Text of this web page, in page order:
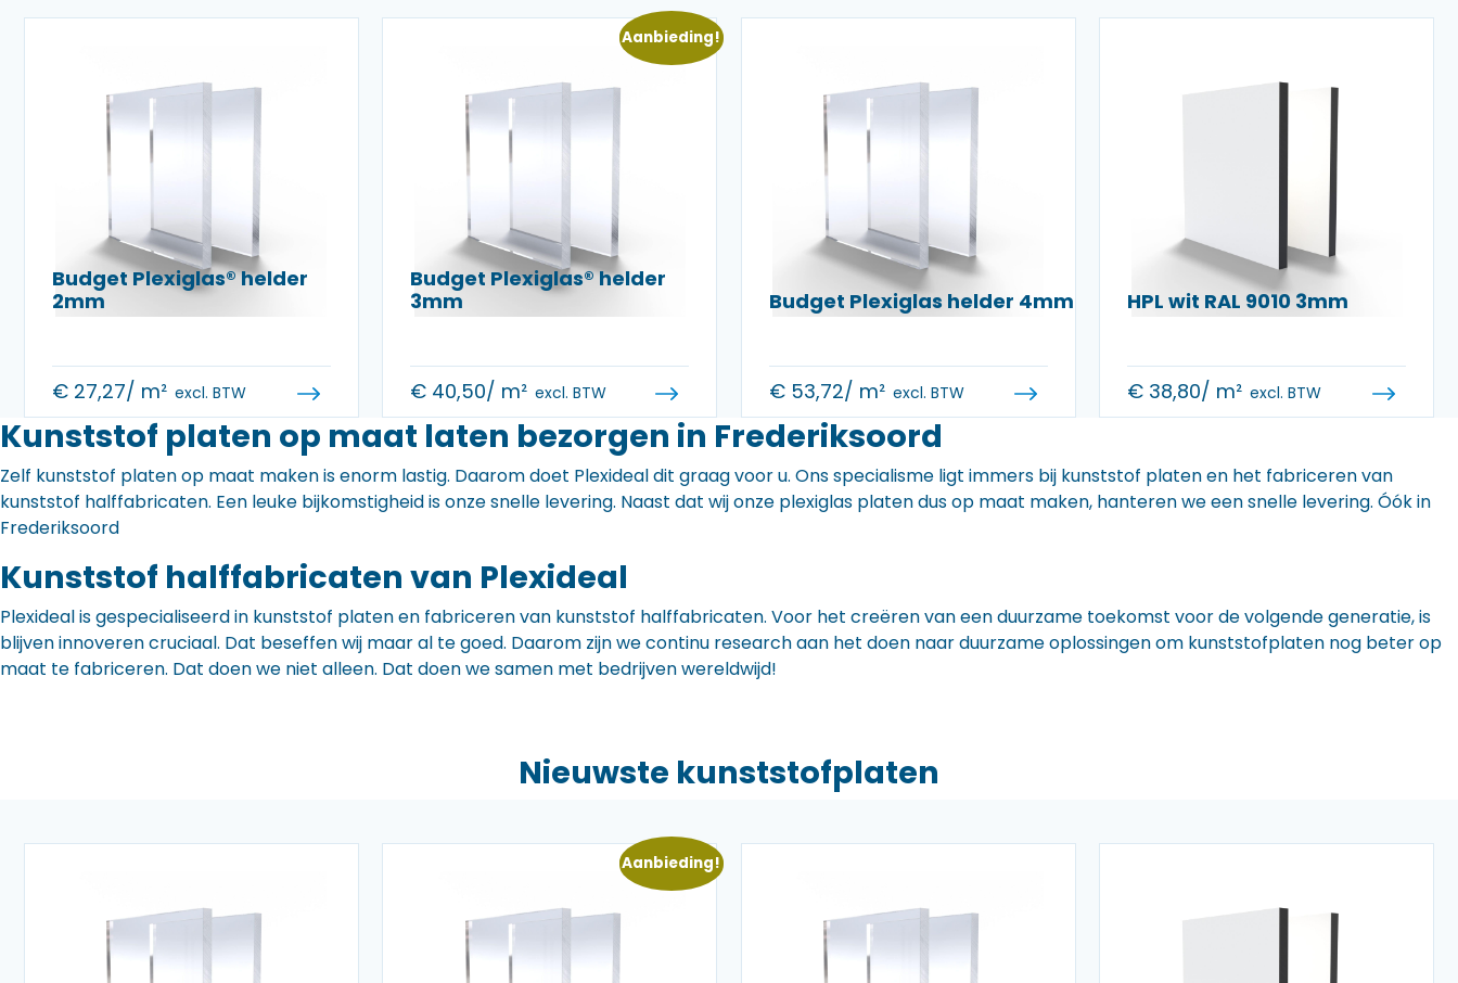
Budget Plexiglas® helder
2mm
€27,27/ m² excl. BTW
Aanbieding!
Budget Plexiglas® helder
3mm
€ 40,50/ m² excl. BTW
Budget Plexiglas helder 4mm
€53,72/ m² excl. BTW
HPL wit RAL 9010 3mm
€ 38,80/ m² excl. BTW
Kunststof platen op maat laten bezorgen in Frederiksoord
Zelf kunststof platen op maat maken is enorm lastig. Daarom doet Plexideal dit graag voor u. Ons specialisme ligt immers bij kunststof platen en het fabriceren van
kunststof halffabricaten. Een leuke bijkomstigheid is onze snelle levering. Naast dat wij onze plexiglas platen dus op maat maken, hanteren we een snelle levering. Óók in
Frederiksoord
Kunststof halffabricaten van Plexideal
Plexideal is gespecialiseerd in kunststof platen en fabriceren van kunststof halffabricaten. Voor het creëren van een duurzame toekomst voor de volgende generatie, is
blijven innoveren cruciaal. Dat beseffen wij maar al te goed. Daarom zijn we continu research aan het doen naar duurzame oplossingen om kunststofplaten nog beter op
maat te fabriceren. Dat doen we niet alleen. Dat doen we samen met bedrijven wereldwijd!
Nieuwste kunststofplaten
Aanbieding!